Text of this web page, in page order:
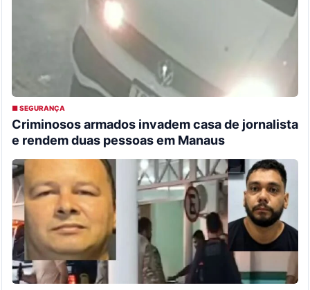
■ SEGURANÇA
Criminosos armados invadem casa de jornalista
e rendem duas pessoas em Manaus